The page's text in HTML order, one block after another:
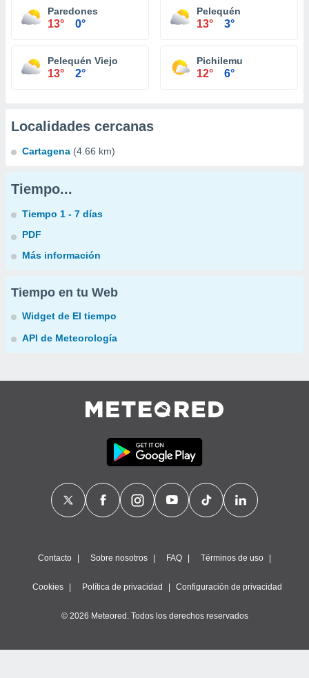
Paredones
13° 0°
Pelequén
13° 3°
Pelequén Viejo
13° 2°
Pichilemu
12° 6°
Localidades cercanas
Cartagena (4.66 km)
Tiempo...
Tiempo 1 - 7 días
PDF
Más información
Tiempo en tu Web
Widget de El tiempo
API de Meteorología
Contacto Sobre nosotros FAQ Términos de uso
Cookies Política de privacidad Configuración de privacidad
© 2026 Meteored. Todos los derechos reservados